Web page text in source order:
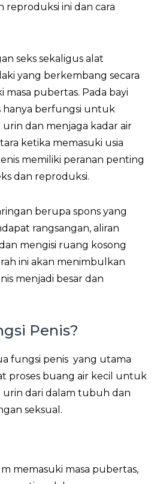
reproduksi ini dan cara
seks sekaligus alat
yang berkembang secara
masa pubertas. Pada bayi
hanya berfungsi untuk
dan menjaga kadar air
ketika memasuki usia
memiliki peranan penting
dan reproduksi.
berupa spons yang
rangsangan, aliran
mengisi ruang kosong
ini akan menimbulkan
menjadi besar dan
Penis?
fungsi penis yang utama
proses buang air kecil untuk
urin dari dalam tubuh dan
seksual.
memasuki masa pubertas,